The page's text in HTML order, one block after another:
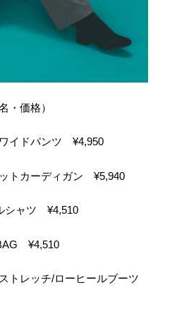
・価格）
イドパンツ ¥4,950
トカーディガン ¥5,940
シャツ ¥4,510
¥4,510
トレッチ/ローヒールブーツ